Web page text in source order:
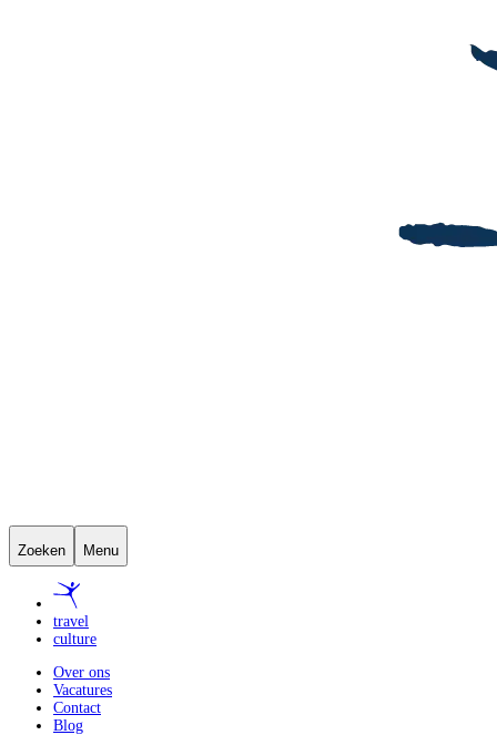
Zoeken Menu
travel
culture
Over ons
Vacatures
Contact
Blog